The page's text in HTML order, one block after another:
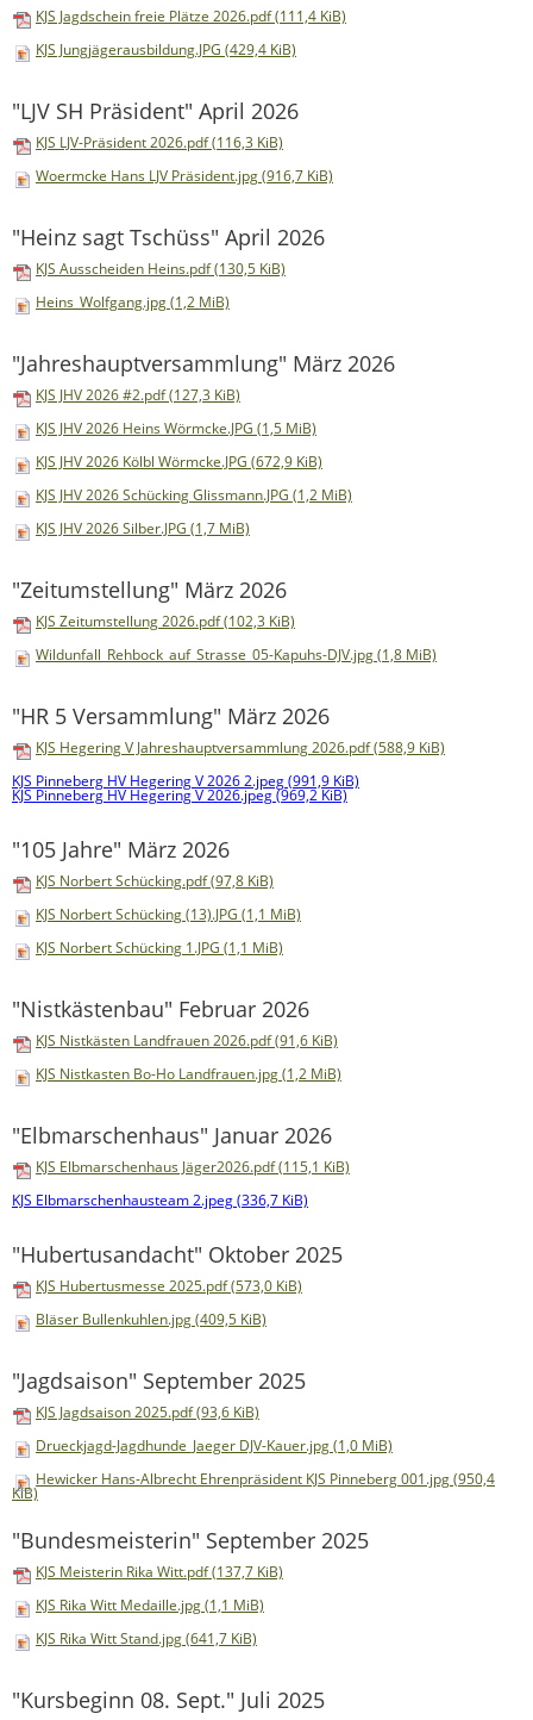
KJS Jagdschein freie Plätze 2026.pdf(111,4 KiB)
KJS Jungjägerausbildung.JPG (429,4 KiB)
"LJV SH Präsident" April 2026
KJS LJV-Präsident 2026.pdf(116,3 KiB)
Woermcke Hans LJV Präsident.jpg(916,7 KiB)
"Heinz sagt Tschüss" April 2026
KJS Ausscheiden Heins.pdf(130,5 KiB)
Heins_Wolfgang.jpg(1,2 MiB)
"Jahreshauptversammlung" März 2026
KJS JHV 2026 #2.pdf(127,3 KiB)
KJS JHV 2026 Heins Wörmcke.JPG (1,5 MiB)
KJS JHV 2026 Kölbl Wörmcke.JPG (672,9 KiB)
KJS JHV 2026 Schücking Glissmann.JPG (1,2 MiB)
KJS JHV 2026 Silber.JPG (1,7 MiB)
"Zeitumstellung" März 2026
KJS Zeitumstellung 2026.pdf(102,3 KiB)
Wildunfall_Rehbock_auf_Strasse_05-Kapuhs-DJV.jpg(1,8 MiB)
"HR 5 Versammlung" März 2026
KJS Hegering V Jahreshauptversammlung 2026.pdf(588,9 KiB)
KJS Pinneberg HV Hegering V 2026 2.jpeg(991,9 KiB)
KJS Pinneberg HV Hegering V 2026.jpeg(969,2 KiB)
"105 Jahre" März 2026
KJS Norbert Schücking.pdf(97,8 KiB)
KJS Norbert Schücking (13).JPG (1,1 MiB)
KJS Norbert Schücking 1.JPG (1,1 MiB)
"Nistkästenbau" Februar 2026
KJS Nistkästen Landfrauen 2026.pdf(91,6 KiB)
KJS Nistkasten Bo-Ho Landfrauen.jpg(1,2 MiB)
"Elbmarschenhaus" Januar 2026
KJS Elbmarschenhaus Jäger2026.pdf(115,1 KiB)
KJS Elbmarschenhausteam 2.jpeg(336,7 KiB)
"Hubertusandacht" Oktober 2025
KJS Hubertusmesse 2025.pdf(573,0 KiB)
Bläser Bullenkuhlen.jpg(409,5 KiB)
"Jagdsaison" September 2025
KJS Jagdsaison 2025.pdf(93,6 KiB)
Drueckjagd-Jagdhunde_Jaeger DJV-Kauer.jpg(1,0 MiB)
Hewicker Hans-Albrecht Ehrenpräsident KJS Pinneberg 001.jpg(950,4
KiB)
"Bundesmeisterin" September 2025
KJS Meisterin Rika Witt.pdf(137,7 KiB)
KJS Rika Witt Medaille.jpg(1,1 MiB)
KJS Rika Witt Stand.jpg(641,7 KiB)
"Kursbeginn 08. Sept." Juli 2025